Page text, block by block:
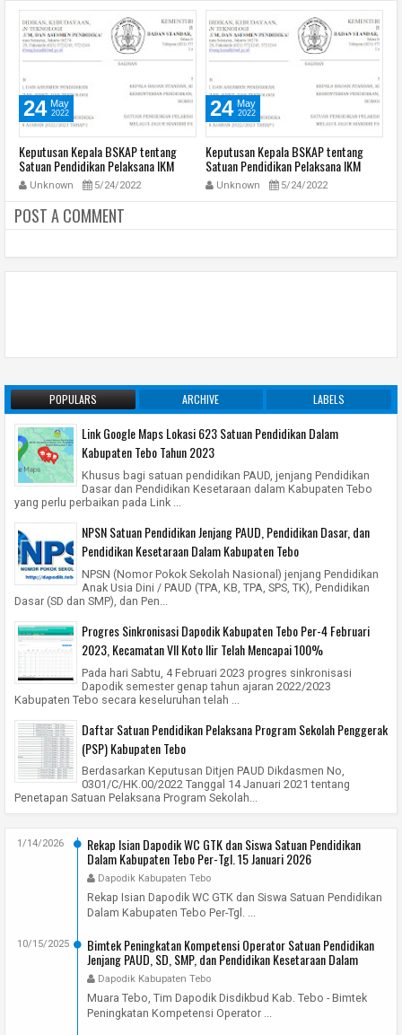
24 May
2022
Keputusan Kepala BSKAP tentang
Satuan Pendidikan Pelaksana IKM
Melalui Jalur Mandiri pada Tahun
Ajaran 2022/2023 Tahap I dan Tahap
II
Unknown 5/24/2022
24 May
2022
Keputusan Kepala BSKAP tentang
Satuan Pendidikan Pelaksana IKM
Melalui Jalur Mandiri pada Tahun
Ajaran 2022/2023 Tahap I dan Tahap
Unknown 5/24/2022
POST A COMMENT
POPULARS ARCHIVE LABELS
Link Google Maps Lokasi 623 Satuan Pendidikan Dalam
Kabupaten Tebo Tahun 2023
Khusus bagi satuan pendidikan PAUD, jenjang Pendidikan
Dasar dan Pendidikan Kesetaraan dalam Kabupaten Tebo
yang perlu perbaikan pada Link ...
NPSN Satuan Pendidikan Jenjang PAUD, Pendidikan Dasar, dan
Pendidikan Kesetaraan Dalam Kabupaten Tebo
NPSN (Nomor Pokok Sekolah Nasional) jenjang Pendidikan
Anak Usia Dini / PAUD (TPA, KB, TPA, SPS, TK), Pendidikan
Dasar (SD dan SMP), dan Pen...
Progres Sinkronisasi Dapodik Kabupaten Tebo Per-4 Februari
2023, Kecamatan VII Koto Ilir Telah Mencapai 100%
Pada hari Sabtu, 4 Februari 2023 progres sinkronisasi
Dapodik semester genap tahun ajaran 2022/2023
Kabupaten Tebo secara keseluruhan telah ...
Daftar Satuan Pendidikan Pelaksana Program Sekolah Penggerak
(PSP) Kabupaten Tebo
Berdasarkan Keputusan Ditjen PAUD Dikdasmen No,
0301/C/HK.00/2022 Tanggal 14 Januari 2021 tentang
Penetapan Satuan Pelaksana Program Sekolah...
Rekap Isian Dapodik WC GTK dan Siswa Satuan Pendidikan
Dalam Kabupaten Tebo Per-Tgl. 15 Januari 2026
Dapodik Kabupaten Tebo
1/14/2026
Rekap Isian Dapodik WC GTK dan Siswa Satuan Pendidikan
Dalam Kabupaten Tebo Per-Tgl. ...
Bimtek Peningkatan Kompetensi Operator Satuan Pendidikan
Jenjang PAUD, SD, SMP, dan Pendidikan Kesetaraan Dalam
Kabupaten Tebo Tahun 2025
Dapodik Kabupaten Tebo
10/15/2025
Muara Tebo, Tim Dapodik Disdikbud Kab. Tebo - Bimtek
Peningkatan Kompetensi Operator ...